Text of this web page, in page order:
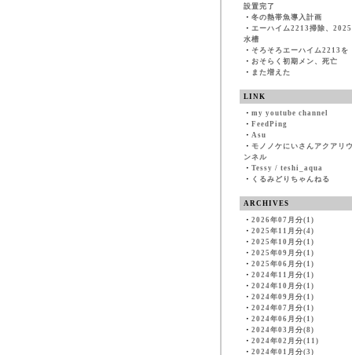
設置完了
・ 冬の熱帯魚導入計画
・ エーハイム2213掃除、
水槽
・ そろそろエーハイム2213を
・ おそらく初期メン、死亡
・ また増えた
LINK
・ my youtube channel
・ FeedPing
・ Asu
・ モノノケにいさんアクアリ
ンネル
・ Tessy / teshi_aqua
・ くるみどりちゃんねる
ARCHIVES
・ 2026年07月分(1)
・ 2025年11月分(4)
・ 2025年10月分(1)
・ 2025年09月分(1)
・ 2025年06月分(1)
・ 2024年11月分(1)
・ 2024年10月分(1)
・ 2024年09月分(1)
・ 2024年07月分(1)
・ 2024年06月分(1)
・ 2024年03月分(8)
・ 2024年02月分(11)
・ 2024年01月分(3)